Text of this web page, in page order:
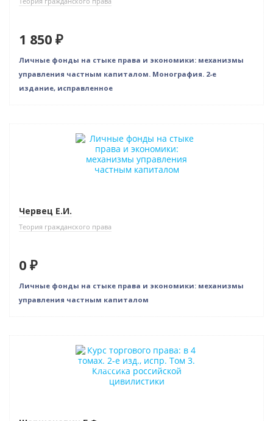
1 850 ₽
Личные фонды на стыке права и экономики: механизмы
управления частным капиталом. Монография. 2-е
издание, исправленное
Червец Е.И.
Теория гражданского права
0 ₽
Личные фонды на стыке права и экономики: механизмы
управления частным капиталом
Индивидуальный подход